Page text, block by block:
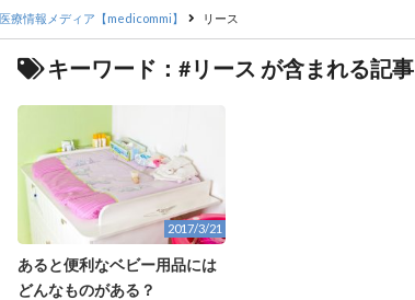
医療情報メディア【medicommi】 リース
キーワード：#リース が含まれる記事
2017/3/21
あると便利なベビー用品には
どんなものがある？